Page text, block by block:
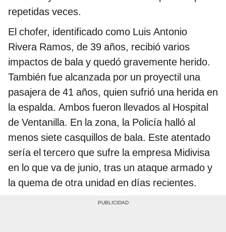
repetidas veces.
El chofer, identificado como Luis Antonio
Rivera Ramos, de 39 años, recibió varios
impactos de bala y quedó gravemente herido.
También fue alcanzada por un proyectil una
pasajera de 41 años, quien sufrió una herida en
la espalda. Ambos fueron llevados al Hospital
de Ventanilla. En la zona, la Policía halló al
menos siete casquillos de bala. Este atentado
sería el tercero que sufre la empresa Midivisa
en lo que va de junio, tras un ataque armado y
la quema de otra unidad en días recientes.